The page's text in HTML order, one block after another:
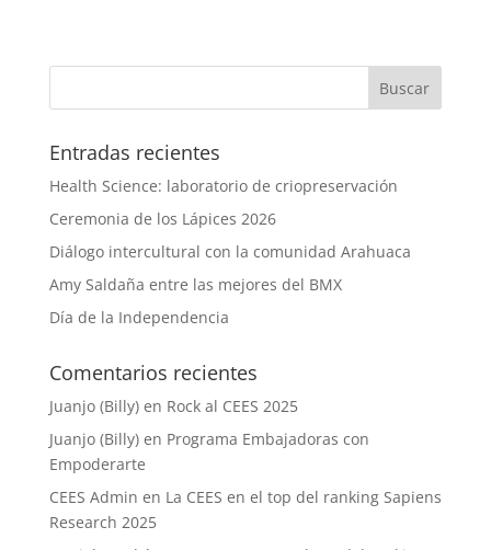
Entradas recientes
Health Science: laboratorio de criopreservación
Ceremonia de los Lápices 2026
Diálogo intercultural con la comunidad Arahuaca
Amy Saldaña entre las mejores del BMX
Día de la Independencia
Comentarios recientes
Juanjo (Billy)en Rock al CEES 2025
Juanjo (Billy)en Programa Embajadoras con
Empoderarte
CEES Admin en La CEES en el top del ranking Sapiens
Research 2025